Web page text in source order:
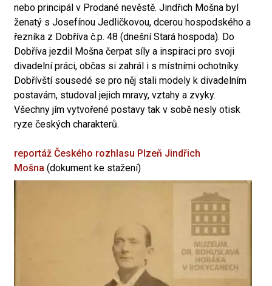
nebo principál v Prodané nevěstě. Jindřich Mošna byl
ženatý s Josefínou Jedličkovou, dcerou hospodského a
řezníka z Dobříva č.p. 48 (dnešní Stará hospoda). Do
Dobříva jezdil Mošna čerpat síly a inspiraci pro svoji
divadelní práci, občas si zahrál i s místními ochotníky.
Dobřívští sousedé se pro něj stali modely k divadelním
postavám, studoval jejich mravy, vztahy a zvyky.
Všechny jím vytvořené postavy tak v sobě nesly otisk
ryze českých charakterů.
reportáž Českého rozhlasu Plzeň Jindřich
Mošna (dokument ke stažení)